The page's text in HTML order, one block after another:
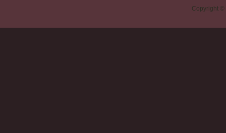
Copyright ©